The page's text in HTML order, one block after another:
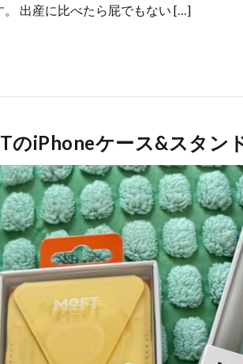
。 出産に比べたら屁でもない […]
のiPhoneケース&スタン